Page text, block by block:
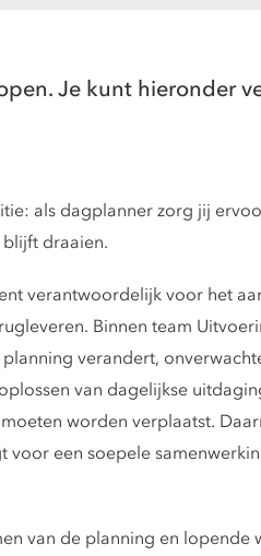
Je kunt hieronder
als dagplanner zorg jij
draaien.
verantwoordelijk voor het
Binnen team
verandert,
van dagelijkse
worden verplaatst.
voor een soepele
van de planning en